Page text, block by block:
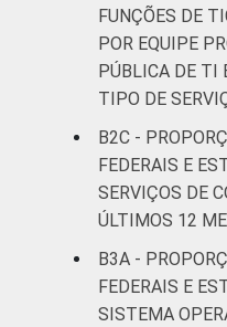
FUNÇÕES DE
POR EQUIPE
PÚBLICA DE TI
TIPO DE
B2C -
FEDERAIS E
SERVIÇOS DE
ÚLTIMOS 12
B3A -
FEDERAIS E
SISTEMA